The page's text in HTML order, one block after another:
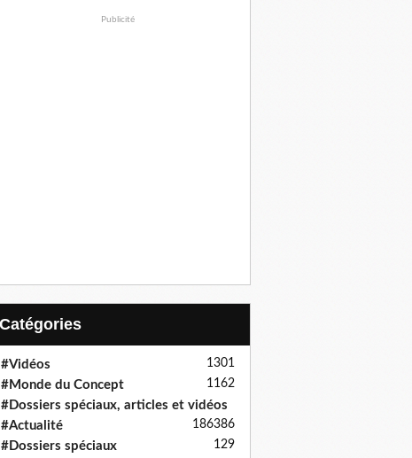
Publicité
Catégories
#Vidéos 1301
#Monde du Concept 1162
#Dossiers spéciaux, articles et vidéos
386
#Actualité 186
#Dossiers spéciaux 129